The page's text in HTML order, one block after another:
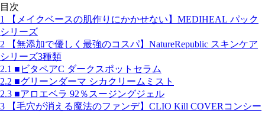
目次
1
【メイクベースの肌作りにかかせない】MEDIHEAL パック
シリーズ
2 【無添加で優しく最強のコスパ】NatureRepublic スキンケア
シリーズ3種類
2.1
■ビタペアC ダークスポットセラム
2.2 ■グリーンダーマ シカクリームミスト
2.3 ■アロエベラ 92％スージングジェル
3 【毛穴が消える魔法のファンデ】CLIO Kill COVERコンシー